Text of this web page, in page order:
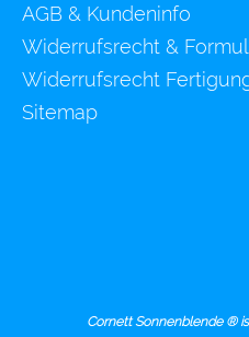
AGB & Kundeninfo
Widerrufsrecht &
Widerrufsrecht
Sitemap
Cornett Sonnenblende ®